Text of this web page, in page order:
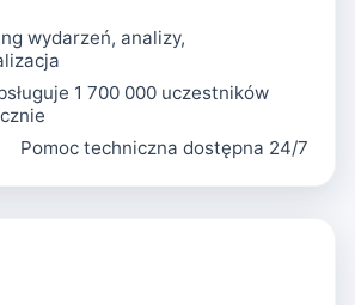
wydarzeń, analizy,
1 700 000 uczestników
Pomoc techniczna dostępna 24/7